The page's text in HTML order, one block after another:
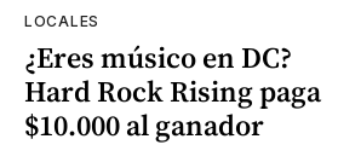
LOCALES
¿Eres músico en DC?
Hard Rock Rising paga
$10.000 al ganador